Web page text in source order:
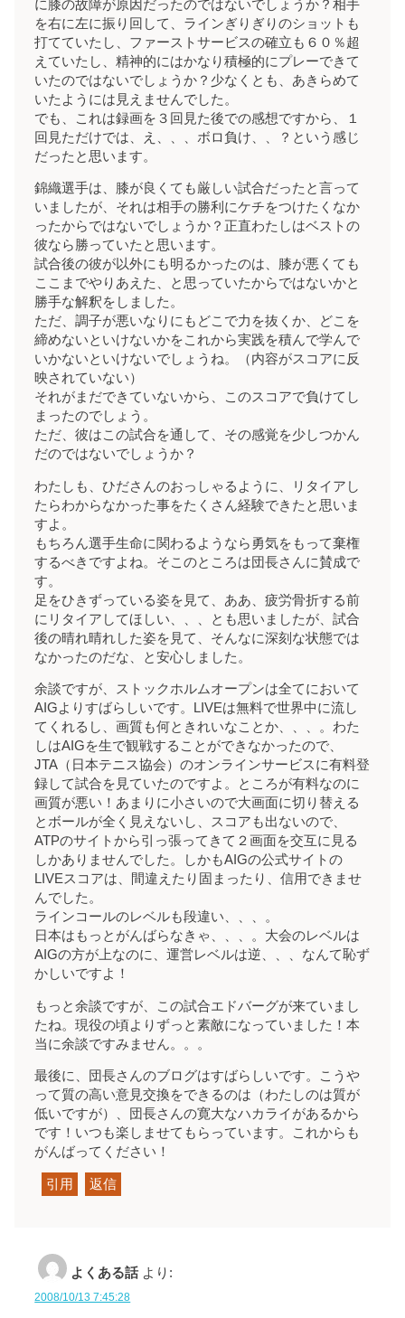
に膝の故障が原因だったのではないでしょうか？相手
を右に左に振り回して、ラインぎりぎりのショットも
打てていたし、ファーストサービスの確立も６０％超
えていたし、精神的にはかなり積極的にプレーできて
いたのではないでしょうか？少なくとも、あきらめて
いたようには見えませんでした。
でも、これは録画を３回見た後での感想ですから、１
回見ただけでは、え、、、ボロ負け、、？という感じ
だったと思います。
錦織選手は、膝が良くても厳しい試合だったと言って
いましたが、それは相手の勝利にケチをつけたくなか
ったからではないでしょうか？正直わたしはベストの
彼なら勝っていたと思います。
試合後の彼が以外にも明るかったのは、膝が悪くても
ここまでやりあえた、と思っていたからではないかと
勝手な解釈をしました。
ただ、調子が悪いなりにもどこで力を抜くか、どこを
締めないといけないかをこれから実践を積んで学んで
いかないといけないでしょうね。（内容がスコアに反
映されていない）
それがまだできていないから、このスコアで負けてし
まったのでしょう。
ただ、彼はこの試合を通して、その感覚を少しつかん
だのではないでしょうか？
わたしも、ひださんのおっしゃるように、リタイアし
たらわからなかった事をたくさん経験できたと思いま
すよ。
もちろん選手生命に関わるようなら勇気をもって棄権
するべきですよね。そこのところは団長さんに賛成で
す。
足をひきずっている姿を見て、ああ、疲労骨折する前
にリタイアしてほしい、、、とも思いましたが、試合
後の晴れ晴れした姿を見て、そんなに深刻な状態では
なかったのだな、と安心しました。
余談ですが、ストックホルムオープンは全てにおいて
AIGよりすばらしいです。LIVEは無料で世界中に流し
てくれるし、画質も何ときれいなことか、、、。わた
しはAIGを生で観戦することができなかったので、
JTA（日本テニス協会）のオンラインサービスに有料登
録して試合を見ていたのですよ。ところが有料なのに
画質が悪い！あまりに小さいので大画面に切り替える
とボールが全く見えないし、スコアも出ないので、
ATPのサイトから引っ張ってきて２画面を交互に見る
しかありませんでした。しかもAIGの公式サイトの
LIVEスコアは、間違えたり固まったり、信用できませ
んでした。
ラインコールのレベルも段違い、、、。
日本はもっとがんばらなきゃ、、、。大会のレベルは
AIGの方が上なのに、運営レベルは逆、、、なんて恥ず
かしいですよ！
もっと余談ですが、この試合エドバーグが来ていまし
たね。現役の頃よりずっと素敵になっていました！本
当に余談ですみません。。。
最後に、団長さんのブログはすばらしいです。こうや
って質の高い意見交換をできるのは（わたしのは質が
低いですが）、団長さんの寛大なハカライがあるから
です！いつも楽しませてもらっています。これからも
がんばってください！
引用 返信
よくある話 より:
2008/10/13 7:45:28